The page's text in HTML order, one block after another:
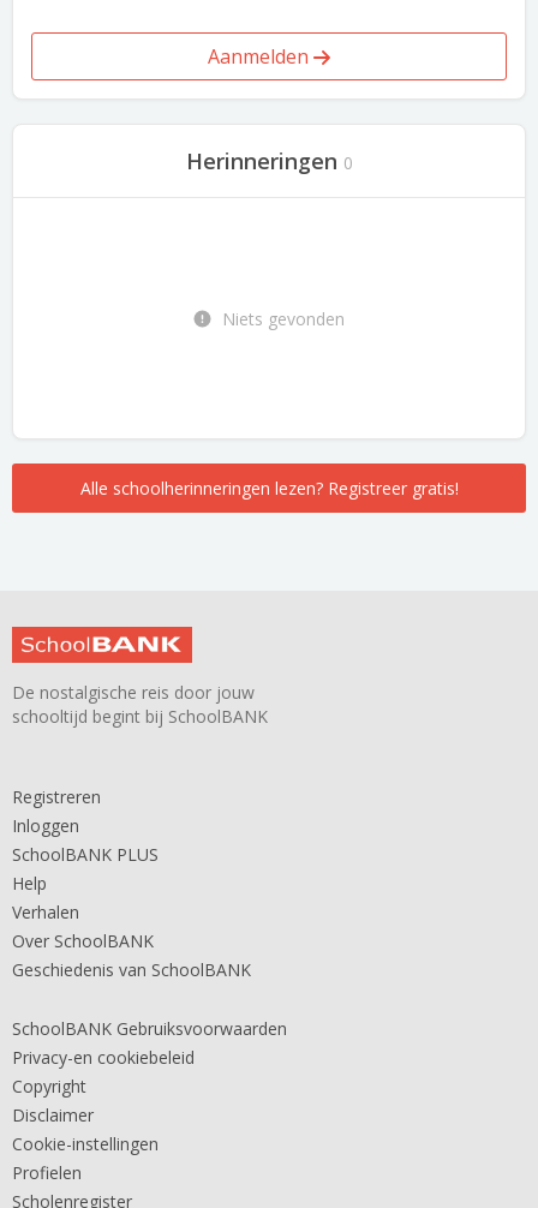
Aanmelden
Herinneringen 0
Niets gevonden
Alle schoolherinneringen lezen? Registreer gratis!
De nostalgische reis door jouw
schooltijd begint bij SchoolBANK
Registreren
Inloggen
SchoolBANK PLUS
Help
Verhalen
Over SchoolBANK
Geschiedenis van SchoolBANK
SchoolBANK Gebruiksvoorwaarden
Privacy-en cookiebeleid
Copyright
Disclaimer
Cookie-instellingen
Profielen
Scholenregister